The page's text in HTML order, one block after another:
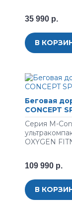
35 990 р.
В
Беговая
CONCEPT
Серия M-
OXYGEN
109 990 р.
В